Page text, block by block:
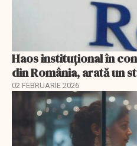
Haos instituțional în
din România, arată un
02 FEBRUARIE 2026